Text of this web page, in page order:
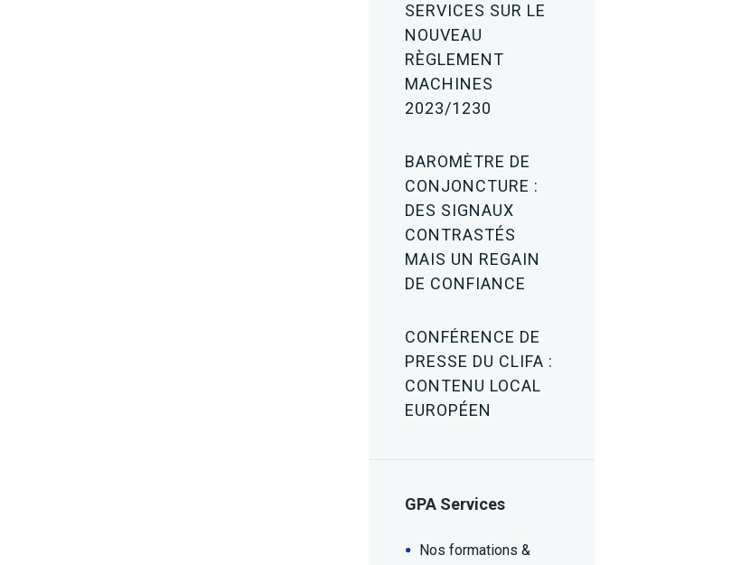
SERVICES SUR LE
NOUVEAU
RÈGLEMENT
MACHINES
2023/1230
BAROMÈTRE DE
CONJONCTURE :
DES SIGNAUX
CONTRASTÉS
MAIS UN REGAIN
DE CONFIANCE
CONFÉRENCE DE
PRESSE DU CLIFA :
CONTENU LOCAL
EUROPÉEN
GPA Services
Nos formations &